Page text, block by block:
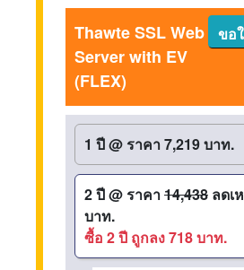
ขอ
Thawte SSL Web
Server with EV
(FLEX)
1 ปี@ ราคา 7,219 บาท.
2 ปี@ ราคา14,438 ลดเ
บาท.
ซื้อ 2 ปี ถูกลง 718 บาท.